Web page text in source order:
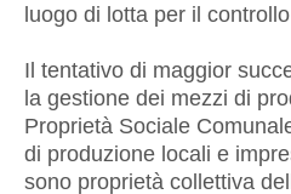
luogo di lotta per il
Il tentativo di maggior
la gestione dei mezzi di
Proprietà Sociale
di produzione locali e
sono proprietà collettiva